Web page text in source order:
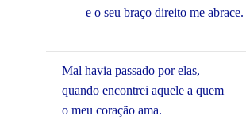
e o seu braço direito me abrace.
Mal havia passado por elas,
quando encontrei aquele a quem
o meu coração ama.